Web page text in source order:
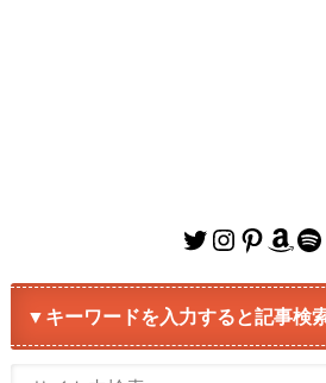
Twitter
▼キーワードを入力すると記事検